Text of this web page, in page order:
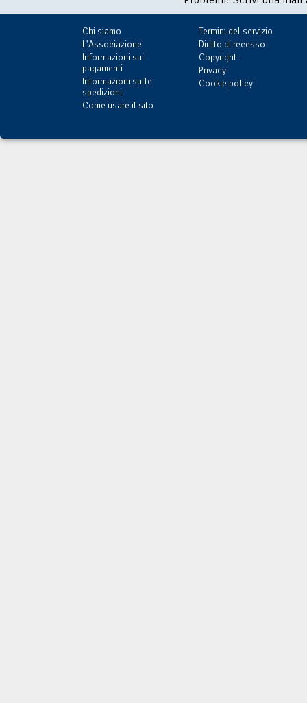
Chi siamo
L'Associazione
Informazioni sui
pagamenti
Informazioni sulle
spedizioni
Come usare il sito
Termini del servizio
Diritto di recesso
Copyright
Privacy
Cookie policy